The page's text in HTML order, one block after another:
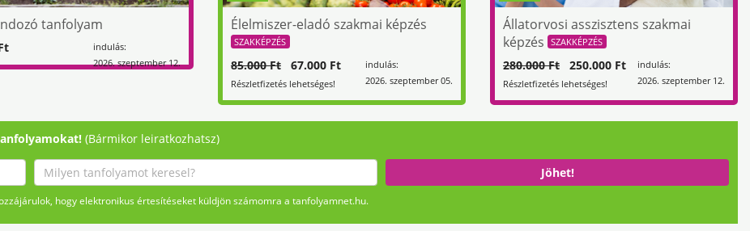
tanfolyam
indulás:
2026. szeptember 12.
Élelmiszer-eladó szakmai képzés
SZAKKÉPZÉS
indulás:
2026. szeptember 05.
85.000 Ft 67.000 Ft
Részletfizetés lehetséges!
Állatorvosi asszisztens szakmai
képzés
SZAKKÉPZÉS
indulás:
2026. szeptember 12.
280.000 Ft 250.000 Ft
Részletfizetés lehetséges!
(Bármikor leiratkozhatsz)
Jöhet!
hogy elektronikus értesítéseket küldjön számomra a tanfolyamnet.hu.